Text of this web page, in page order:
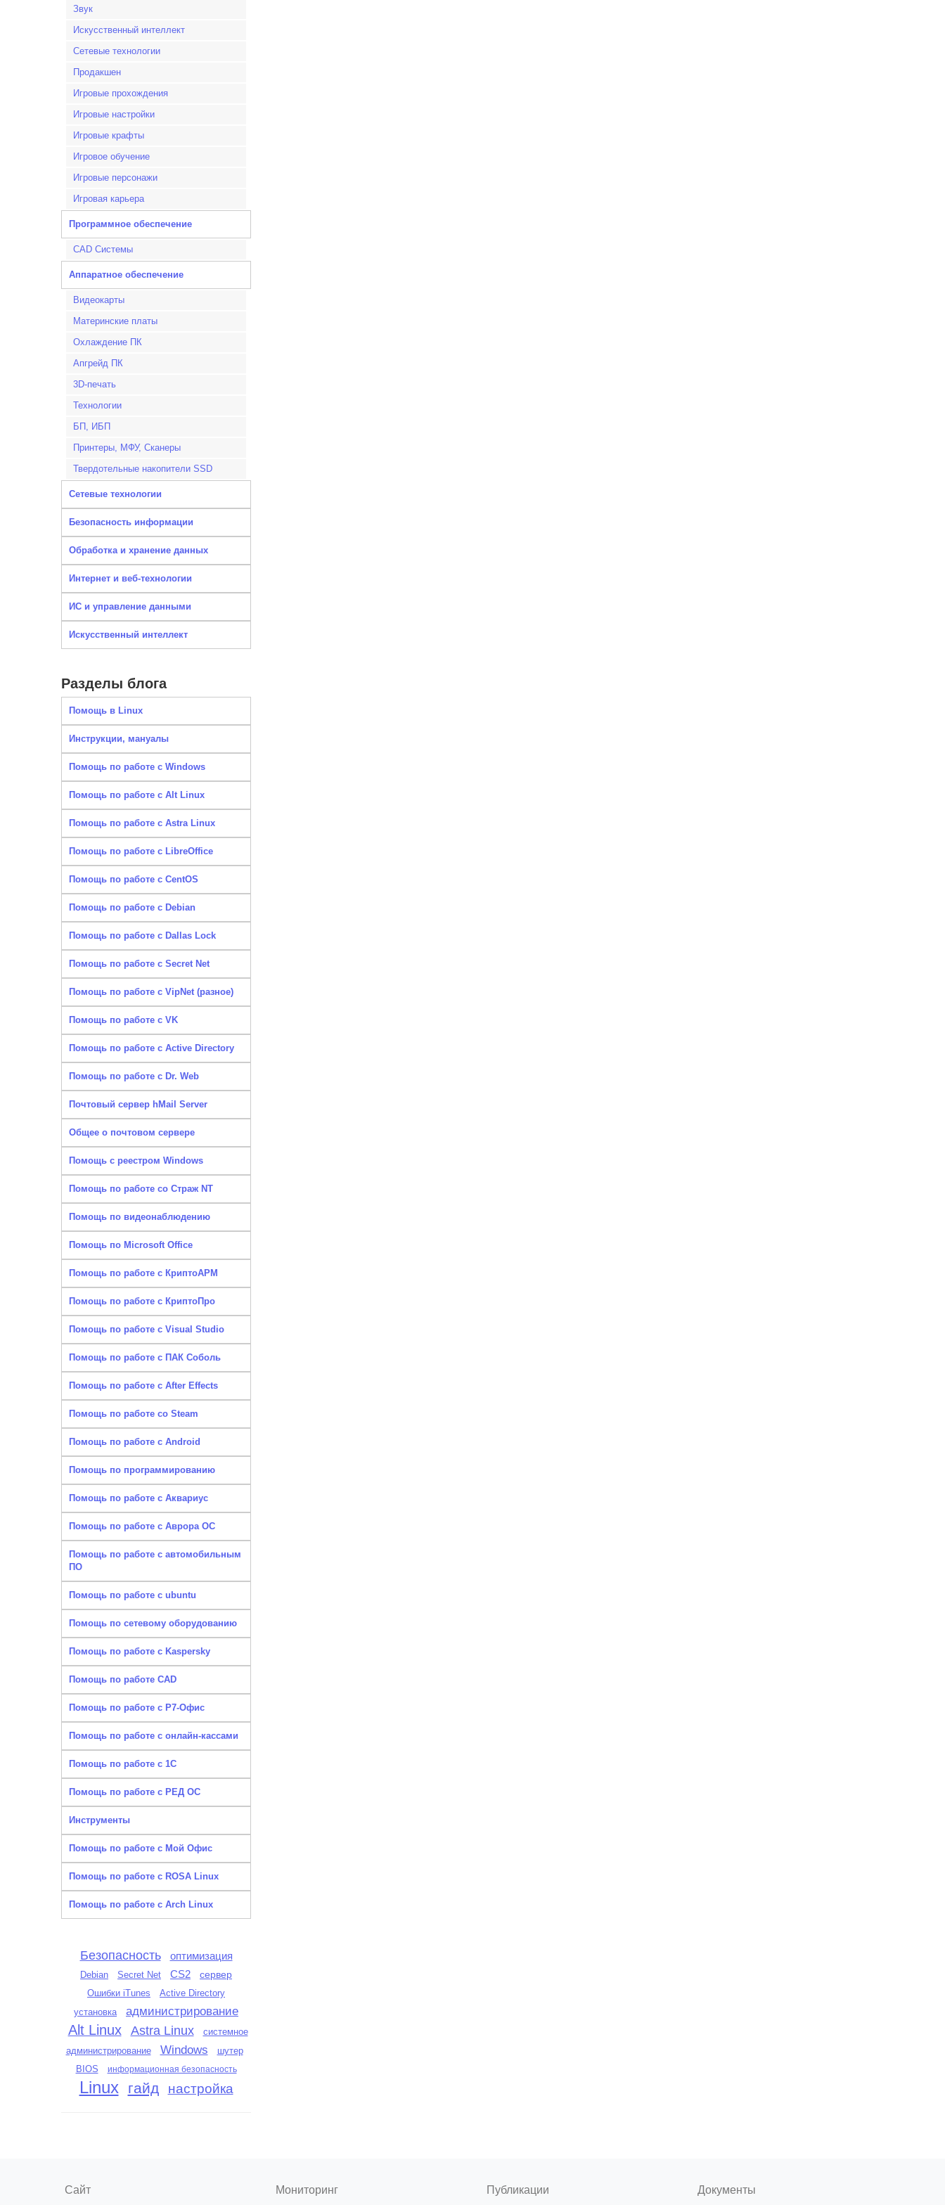
Звук
Искусственный интеллект
Сетевые технологии
Продакшен
Игровые прохождения
Игровые настройки
Игровые крафты
Игровое обучение
Игровые персонажи
Игровая карьера
Программное обеспечение
CAD Системы
Аппаратное обеспечение
Видеокарты
Материнские платы
Охлаждение ПК
Апгрейд ПК
3D-печать
Технологии
БП, ИБП
Принтеры, МФУ, Сканеры
Твердотельные накопители SSD
Сетевые технологии
Безопасность информации
Обработка и хранение данных
Интернет и веб-технологии
ИС и управление данными
Искусственный интеллект
Разделы блога
Помощь в Linux
Инструкции, мануалы
Помощь по работе с Windows
Помощь по работе с Alt Linux
Помощь по работе с Astra Linux
Помощь по работе с LibreOffice
Помощь по работе с CentOS
Помощь по работе с Debian
Помощь по работе с Dallas Lock
Помощь по работе с Secret Net
Помощь по работе с VipNet (разное)
Помощь по работе с VK
Помощь по работе с Active Directory
Помощь по работе с Dr. Web
Почтовый сервер hMail Server
Общее о почтовом сервере
Помощь с реестром Windows
Помощь по работе со Страж NT
Помощь по видеонаблюдению
Помощь по Microsoft Office
Помощь по работе с КриптоАРМ
Помощь по работе с КриптоПро
Помощь по работе с Visual Studio
Помощь по работе с ПАК Соболь
Помощь по работе с After Effects
Помощь по работе со Steam
Помощь по работе с Android
Помощь по программированию
Помощь по работе с Аквариус
Помощь по работе с Аврора ОС
Помощь по работе с автомобильным
ПО
Помощь по работе с ubuntu
Помощь по сетевому оборудованию
Помощь по работе с Kaspersky
Помощь по работе CAD
Помощь по работе с Р7-Офис
Помощь по работе с онлайн-кассами
Помощь по работе с 1С
Помощь по работе с РЕД ОС
Инструменты
Помощь по работе с Мой Офис
Помощь по работе с ROSA Linux
Помощь по работе с Arch Linux
Безопасность оптимизация
Debian Secret Net CS2 сервер
Ошибки iTunes
Active Directory
установка
администрирование
Alt Linux Astra Linux
системное
администрирование
Windows
шутер
BIOS
информационная безопасность
Linux гайд настройка
Сайт Мониторинг Публикации Документы